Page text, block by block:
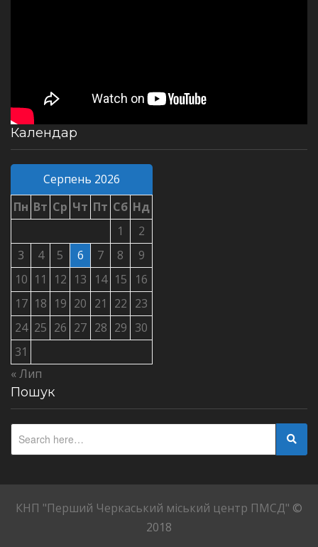
Календар
Серпень 2026
Пн Вт Ср Чт Пт Сб Нд
1
2
3
4 5 6 7 8
9
10 11 12 13 14 15
16
17 18 19 20 21 22 23
24 25 26 27 28 29 30
31
« Лип
Пошук
КНП "Перший Черкаський міський центр ПМСД" ©
2018